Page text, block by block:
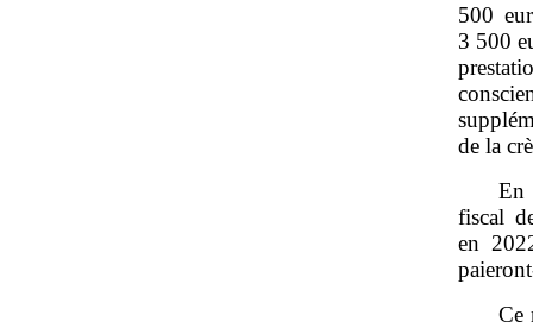
500
3 500
de la
En
fiscal
en
Ce